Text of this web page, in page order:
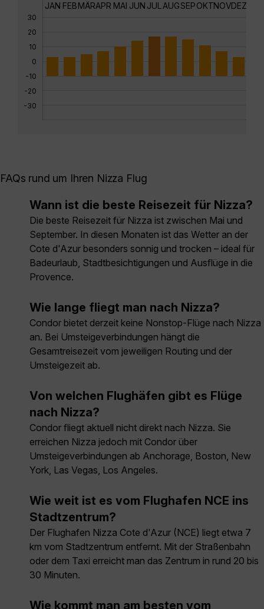
30
20
10
0
-10
-20
-30
JAN FEBMÄRAPR MAI JUN JUL AUGSEPOKTNOVDEZ
FAQs rund um Ihren Nizza Flug
Wann ist die beste Reisezeit für Nizza?
Die beste Reisezeit für Nizza ist zwischen Mai und
September. In diesen Monaten ist das Wetter an der
Cote d'Azur besonders sonnig und trocken – ideal für
Badeurlaub, Stadtbesichtigungen und Ausflüge in die
Provence.
Wie lange fliegt man nach Nizza?
Condor bietet derzeit keine Nonstop-Flüge nach Nizza
an. Bei Umsteigeverbindungen hängt die
Gesamtreisezeit vom jeweiligen Routing und der
Umsteigezeit ab.
Von welchen Flughäfen gibt es Flüge
nach Nizza?
Condor fliegt aktuell nicht direkt nach Nizza. Sie
erreichen Nizza jedoch mit Condor über
Umsteigeverbindungen ab Anchorage, Boston, New
York, Las Vegas, Los Angeles.
Wie weit ist es vom Flughafen NCE ins
Stadtzentrum?
Der Flughafen Nizza Cote d'Azur (NCE) liegt etwa 7
km vom Stadtzentrum entfernt. Mit der Straßenbahn
oder dem Taxi erreicht man das Zentrum in rund 20 bis
30 Minuten.
Wie kommt man am besten vom